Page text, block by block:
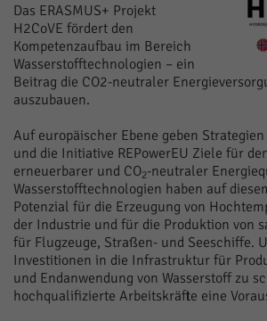
Das ERASMUS+ Projekt
H2CoVE fördert den
Kompetenzaufbau im Bereich
Wasserstofftechnologien – ein
Beitrag die CO2-neutraler
auszubauen.
Auf europäischer Ebene geben
und die Initiative REPowerEU Ziele für
erneuerbarer und CO2-neutraler
Wasserstofftechnologien haben auf
Potenzial für die Erzeugung von
der Industrie und für die Produktion von
für Flugzeuge, Straßen- und Seeschiffe.
Investitionen in die Infrastruktur für
und Endanwendung von Wasserstoff zu
hochqualifizierte Arbeitskräfte eine